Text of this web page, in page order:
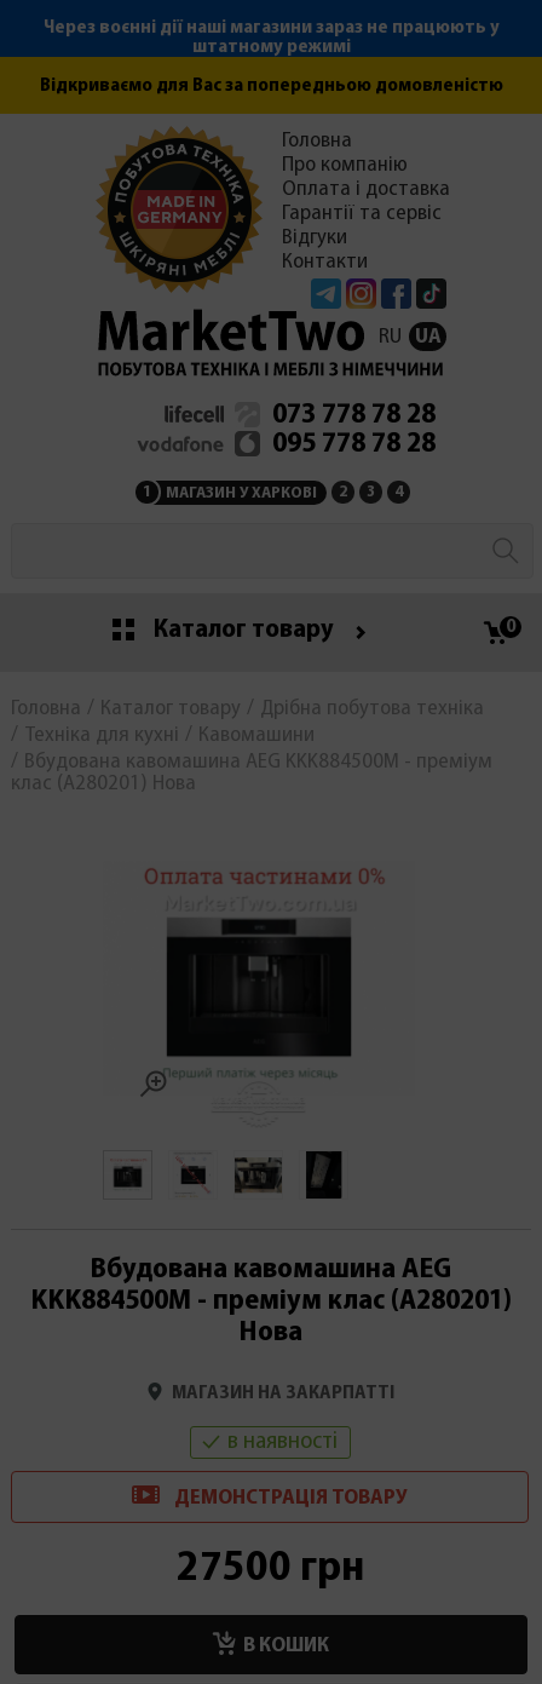
Через воєнні дії наші магазини зараз не працюють у
штатному режимі
Відкриваємо для Вас за попередньою домовленістю
TelegramInstagramFacebook
Головна
Про компанію
Оплата і доставка
Гарантії та сервіс
Відгуки
Контакти
RU UA
073 778 78 28
095 778 78 28
1 МАГАЗИН У ХАРКОВІ 2 МАГАЗИН НА
3 СЕРВІСНИЙ ЦЕНТР
4
Каталог товару 0
Головна Каталог товару
Дрібна побутова техніка
Техніка для кухні
Кавомашини
Вбудована кавомашина AEG KKK884500M - преміум
клас (А280201) Нова
Вбудована кавомашина AEG
KKK884500M - преміум клас (А280201)
Нова
МАГАЗИН НА ЗАКАРПАТТІ
в наявності
ДЕМОНСТРАЦІЯ ТОВАРУ
27500 грн
В КОШИК